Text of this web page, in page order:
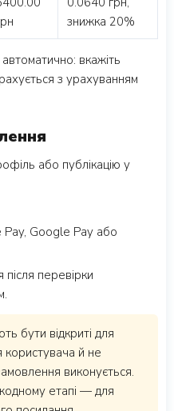
знижка 20%
вкажіть
з урахуванням
або публікацію у
Pay, Google Pay або
перевірки
бути відкриті для
користувача й не
виконується.
етапі — для